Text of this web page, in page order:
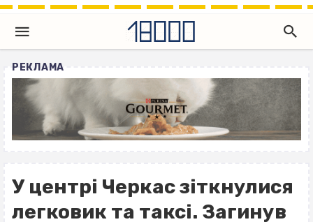
РЕКЛАМА
У центрі Черкас зіткнулися
легковик та таксі. Загинув